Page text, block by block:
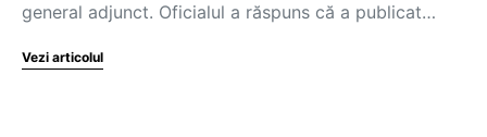
general adjunct. Oficialul a răspuns că a publicat…
Vezi articolul